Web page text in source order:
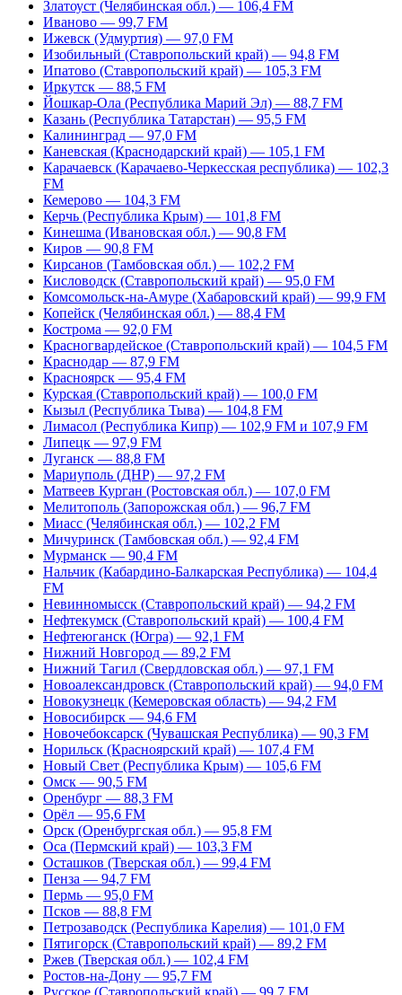
Златоуст (Челябинская обл.) — 106,4 FM
Иваново — 99,7 FM
Ижевск (Удмуртия) — 97,0 FM
Изобильный (Ставропольский край) — 94,8 FM
Ипатово (Ставропольский край) — 105,3 FM
Иркутск — 88,5 FM
Йошкар-Ола (Республика Марий Эл) — 88,7 FM
Казань (Республика Татарстан) — 95,5 FM
Калининград — 97,0 FM
Каневская (Краснодарский край) — 105,1 FM
Карачаевск (Карачаево-Черкесская республика) — 102,3
FM
Кемерово — 104,3 FM
Керчь (Республика Крым) — 101,8 FM
Кинешма (Ивановская обл.) — 90,8 FM
Киров — 90,8 FM
Кирсанов (Тамбовская обл.) — 102,2 FM
Кисловодск (Ставропольский край) — 95,0 FM
Комсомольск-на-Амуре (Хабаровский край) — 99,9 FM
Копейск (Челябинская обл.) — 88,4 FM
Кострома — 92,0 FM
Красногвардейское (Ставропольский край) — 104,5 FM
Краснодар — 87,9 FM
Красноярск — 95,4 FM
Курская (Ставропольский край) — 100,0 FM
Кызыл (Республика Тыва) — 104,8 FM
Лимасол (Республика Кипр) — 102,9 FM и 107,9 FM
Липецк — 97,9 FM
Луганск — 88,8 FM
Мариуполь (ДНР) — 97,2 FM
Матвеев Курган (Ростовская обл.) — 107,0 FM
Мелитополь (Запорожская обл.) — 96,7 FM
Миасс (Челябинская обл.) — 102,2 FM
Мичуринск (Тамбовская обл.) — 92,4 FM
Мурманск — 90,4 FM
Нальчик (Кабардино-Балкарская Республика) — 104,4
FM
Невинномысск (Ставропольский край) — 94,2 FM
Нефтекумск (Ставропольский край) — 100,4 FM
Нефтеюганск (Югра) — 92,1 FM
Нижний Новгород — 89,2 FM
Нижний Тагил (Свердловская обл.) — 97,1 FM
Новоалександровск (Ставропольский край) — 94,0 FM
Новокузнецк (Кемеровская область) — 94,2 FM
Новосибирск — 94,6 FM
Новочебоксарск (Чувашская Республика) — 90,3 FM
Норильск (Красноярский край) — 107,4 FM
Новый Свет (Республика Крым) — 105,6 FM
Омск — 90,5 FM
Оренбург — 88,3 FM
Орёл — 95,6 FM
Орск (Оренбургская обл.) — 95,8 FM
Оса (Пермский край) — 103,3 FM
Осташков (Тверская обл.) — 99,4 FM
Пенза — 94,7 FM
Пермь — 95,0 FM
Псков — 88,8 FM
Петрозаводск (Республика Карелия) — 101,0 FM
Пятигорск (Ставропольский край) — 89,2 FM
Ржев (Тверская обл.) — 102,4 FM
Ростов-на-Дону — 95,7 FM
Русское (Ставропольский край) — 99,7 FM